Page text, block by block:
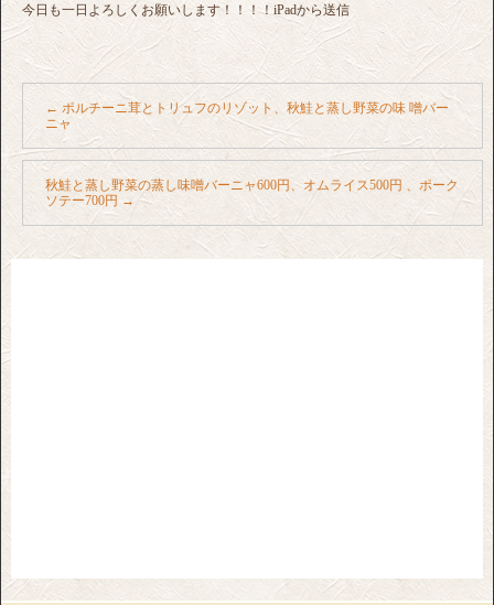
今日も一日よろしくお願いします！！！！iPadから送信
← ポルチーニ茸とトリュフのリゾット、秋鮭と蒸し野菜の味 噌バー
ニャ
秋鮭と蒸し野菜の蒸し味噌バーニャ600円、オムライス500円 、ポーク
ソテー700円 →